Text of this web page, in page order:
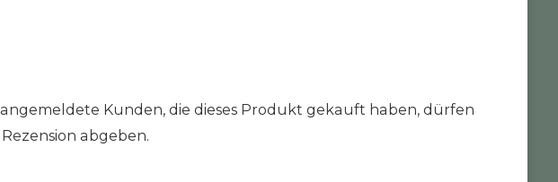
Kunden, die dieses Produkt gekauft haben, dürfen
abgeben.